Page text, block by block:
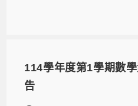
114學年度第1學期數
告